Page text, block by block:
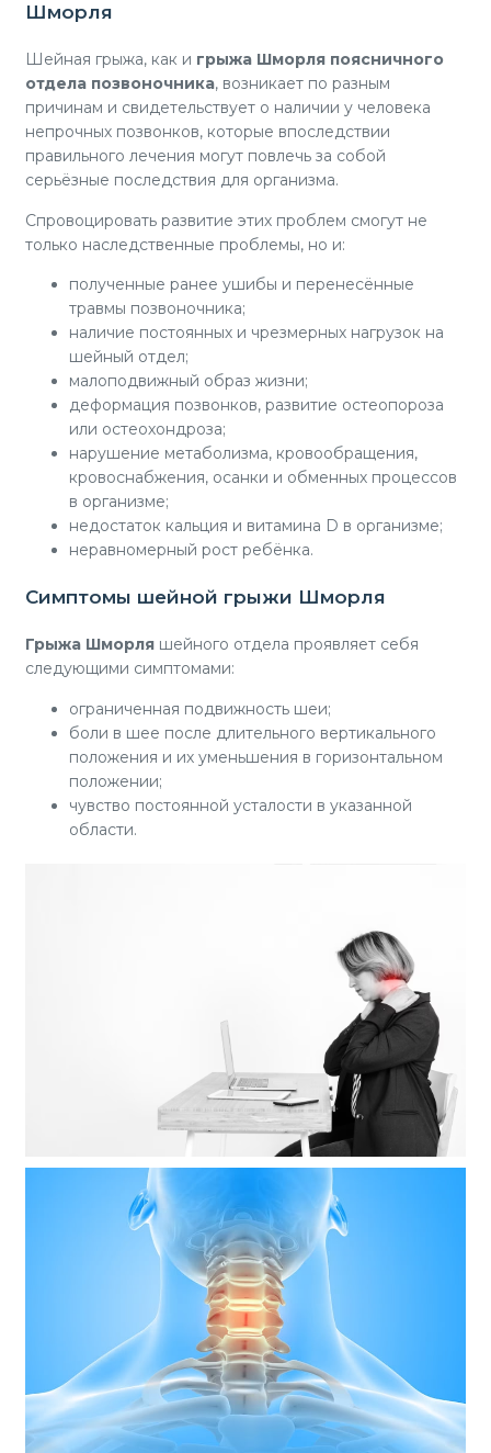
Шморля
Шейная грыжа, как и грыжа Шморля поясничного
отдела позвоночника, возникает по разным
причинам и свидетельствует о наличии у человека
непрочных позвонков, которые впоследствии
правильного лечения могут повлечь за собой
серьёзные последствия для организма.
Спровоцировать развитие этих проблем смогут не
только наследственные проблемы, но и:
полученные ранее ушибы и перенесённые
травмы позвоночника;
наличие постоянных и чрезмерных нагрузок на
шейный отдел;
малоподвижный образ жизни;
деформация позвонков, развитие остеопороза
или остеохондроза;
нарушение метаболизма, кровообращения,
кровоснабжения, осанки и обменных процессов
в организме;
недостаток кальция и витамина D в организме;
неравномерный рост ребёнка.
Симптомы шейной грыжи Шморля
Грыжа Шморля шейного отдела проявляет себя
следующими симптомами:
ограниченная подвижность шеи;
боли в шее после длительного вертикального
положения и их уменьшения в горизонтальном
положении;
чувство постоянной усталости в указанной
области.